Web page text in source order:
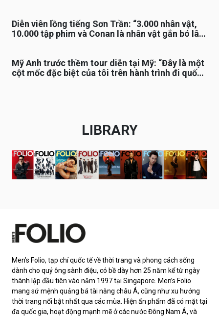
Diễn viên lồng tiếng Sơn Trần: “3.000 nhân vật,
10.000 tập phim và Conan là nhân vật gắn bó lâu
Mỹ Anh trước thềm tour diễn tại Mỹ: “Đây là một
cột mốc đặc biệt của tôi trên hành trình đi quốc
LIBRARY
Men’s Folio, tạp chí quốc tế về thời trang và phong cách sống
dành cho quý ông sành điệu, có bề dày hơn 25 năm kể từ ngày
thành lập đầu tiên vào năm 1997 tại Singapore. Men’s Folio
mang sứ mệnh quảng bá tài năng châu Á, cũng như xu hướng
thời trang nổi bật nhất qua các mùa. Hiện ấn phẩm đã có mặt tại
đa quốc gia, hoạt động mạnh mẽ ở các nước Đông Nam Á, và